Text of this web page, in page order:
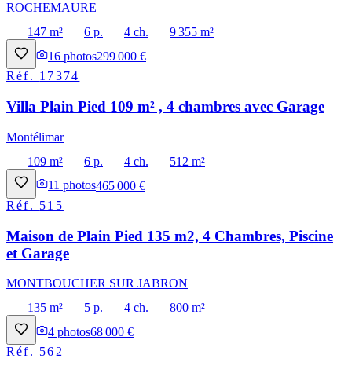
ROCHEMAURE
147 m²
6 p. 4 ch.
9 355 m²
16 photos299 000 €
Réf. 17374
Villa Plain Pied 109 m² , 4 chambres avec Garage
Montélimar
109 m²
6 p. 4 ch.
512 m²
11 photos465 000 €
Réf. 515
Maison de Plain Pied 135 m2, 4 Chambres, Piscine
et Garage
MONTBOUCHER SUR JABRON
135 m²
5 p. 4 ch.
800 m²
4 photos68 000 €
Réf. 562